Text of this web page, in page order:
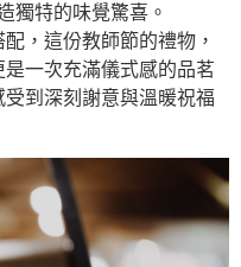
獨特的味覺驚喜。
，這份教師節的禮物，
一次充滿儀式感的品茗
到深刻謝意與溫暖祝福